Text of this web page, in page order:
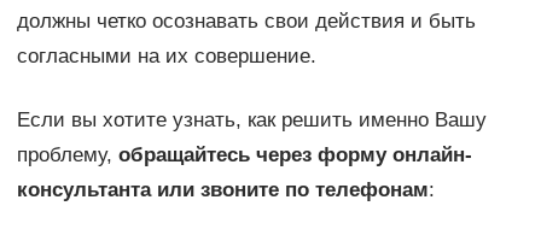
должны четко осознавать свои действия и быть
согласными на их совершение.
Если вы хотите узнать, как решить именно Вашу
проблему, обращайтесь через форму онлайн-
консультанта или звоните по телефонам: